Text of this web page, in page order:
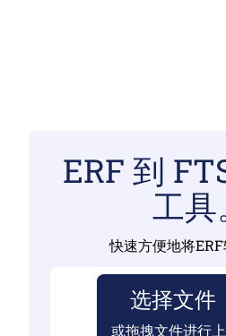
ERF 到
工具
快速方便地将
选择文件
或拖拽文件进行